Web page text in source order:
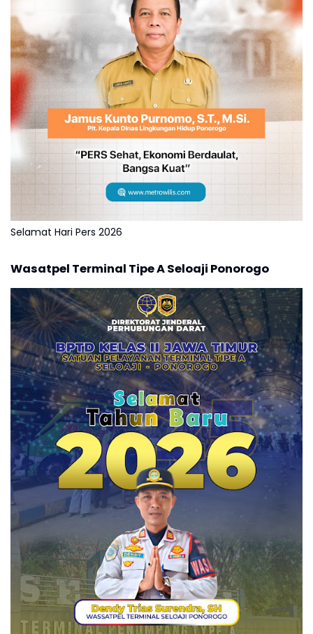
Selamat Hari Pers 2026
Wasatpel Terminal Tipe A Seloaji Ponorogo